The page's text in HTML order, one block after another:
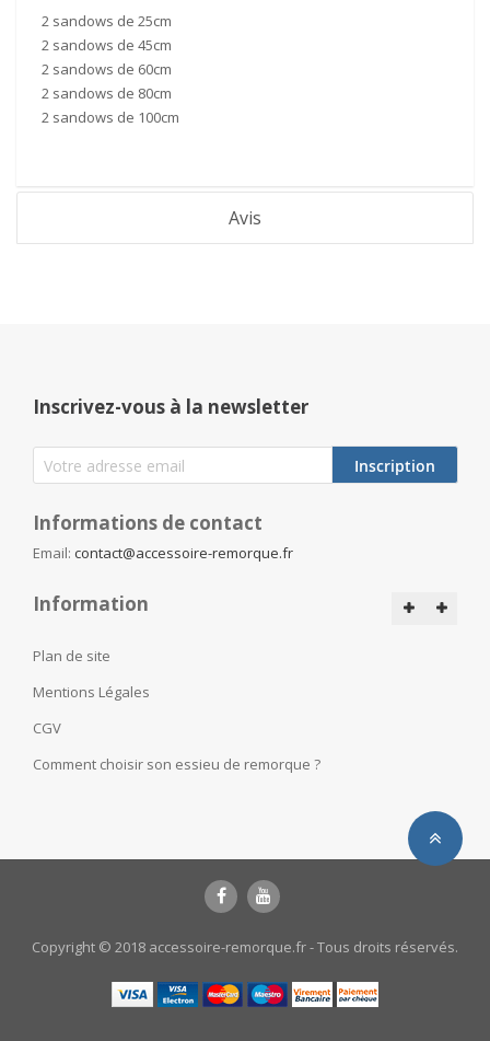
2 sandows de 25cm
2 sandows de 45cm
2 sandows de 60cm
2 sandows de 80cm
2 sandows de 100cm
Avis
Inscrivez-vous à la newsletter
Inscription
Informations de contact
Email: contact@accessoire-remorque.fr
Information
Plan de site
Mentions Légales
CGV
Comment choisir son essieu de remorque ?
Copyright © 2018 accessoire-remorque.fr - Tous droits réservés.